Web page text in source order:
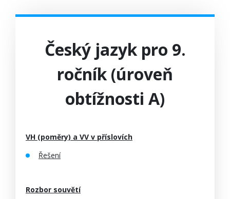
Český jazyk pro 9.
ročník (úroveň
obtížnosti A)
VH (poměry) a VV v příslovích
Řešení
Rozbor souvětí